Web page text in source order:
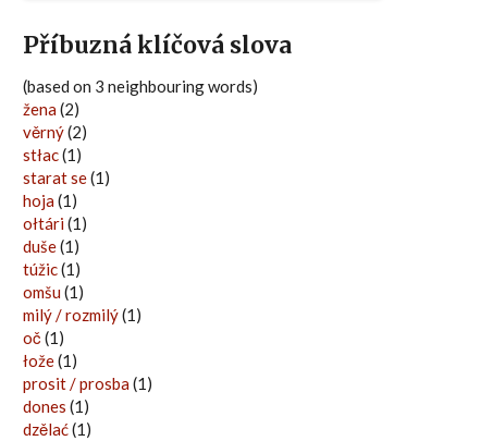
Příbuzná klíčová slova
(based on 3 neighbouring words)
žena(2)
věrný(2)
stłac(1)
starat se(1)
hoja(1)
ołtári(1)
duše(1)
túžic(1)
omšu(1)
milý / rozmilý(1)
oč (1)
łože(1)
prosit / prosba(1)
dones (1)
dzělać(1)